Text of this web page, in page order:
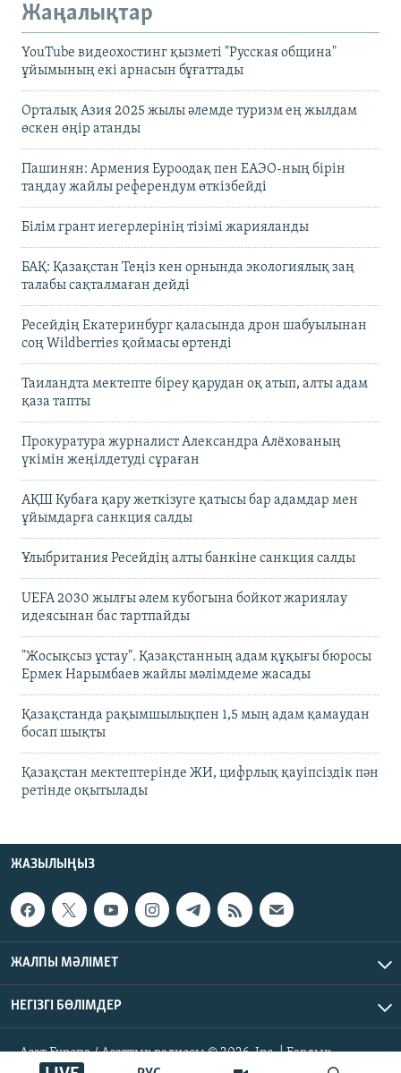
Жаңалықтар
YouTube видеохостинг қызметі "Русская община"
ұйымының екі арнасын бұғаттады
Орталық Азия 2025 жылы әлемде туризм ең жылдам
өскен өңір атанды
Пашинян: Армения Еуроодақ пен ЕАЭО-ның бірін
таңдау жайлы референдум өткізбейді
Білім грант иегерлерінің тізімі жарияланды
БАҚ: Қазақстан Теңіз кен орнында экологиялық заң
талабы сақталмаған дейді
Ресейдің Екатеринбург қаласында дрон шабуылынан
соң Wildberries қоймасы өртенді
Таиландта мектепте біреу қарудан оқ атып, алты адам
қаза тапты
Прокуратура журналист Александра Алёхованың
үкімін жеңілдетуді сұраған
АҚШ Кубаға қару жеткізуге қатысы бар адамдар мен
ұйымдарға санкция салды
Ұлыбритания Ресейдің алты банкіне санкция салды
UEFA 2030 жылғы әлем кубогына бойкот жариялау
идеясынан бас тартпайды
"Жосықсыз ұстау". Қазақстанның адам құқығы бюросы
Ермек Нарымбаев жайлы мәлімдеме жасады
Қазақстанда рақымшылықпен 1,5 мың адам қамаудан
босап шықты
Қазақстан мектептерінде ЖИ, цифрлық қауіпсіздік пән
ретінде оқытылады
ЖАЗЫЛЫҢЫЗ
ЖАЛПЫ МӘЛІМЕТ
НЕГІЗГІ БӨЛІМДЕР
Азат Еуропа / Азаттық радиосы © 2026, Inc. | Барлық